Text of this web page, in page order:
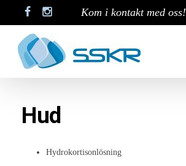
Kom i kontakt med oss!
SSKR
Hud
Hydrokortisonlösning